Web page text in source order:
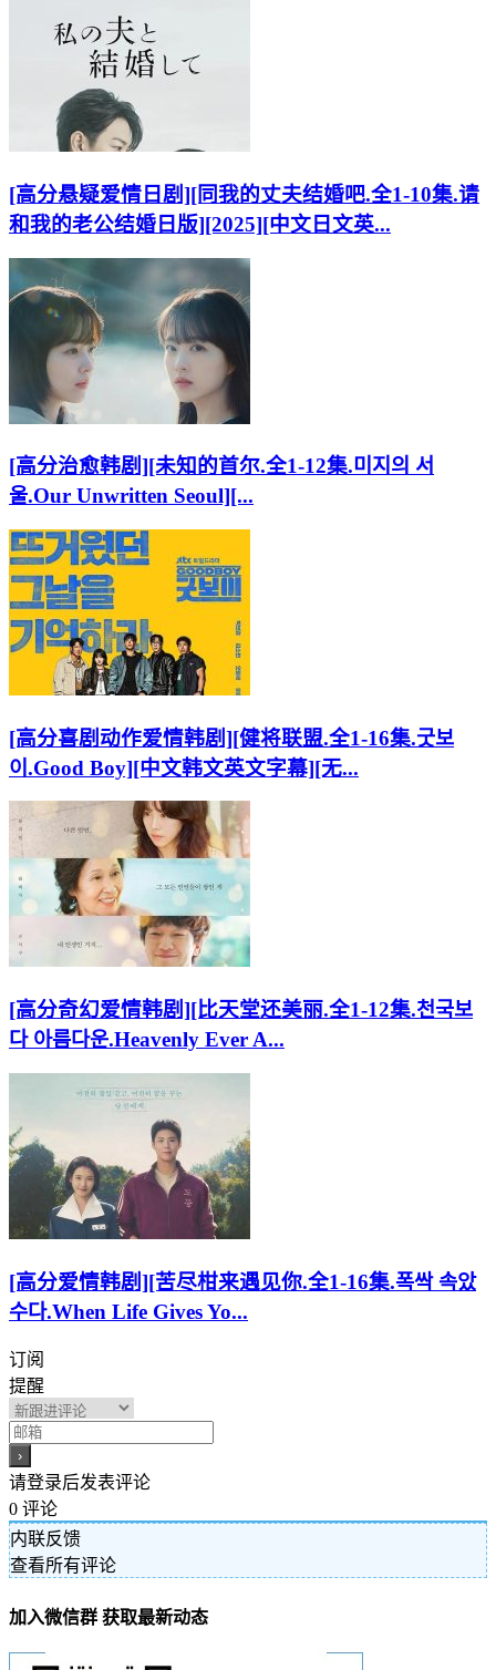
[高分悬疑爱情日剧][同我的丈夫结婚吧.全1-10集.请
和我的老公结婚日版][2025][中文日文英...
[高分治愈韩剧][未知的首尔.全1-12集.미지의 서
울.Our Unwritten Seoul][...
[高分喜剧动作爱情韩剧][健将联盟.全1-16集.굿보
이.Good Boy][中文韩文英文字幕][无...
[高分奇幻爱情韩剧][比天堂还美丽.全1-12集.천국보
다 아름다운.Heavenly Ever A...
[高分爱情韩剧][苦尽柑来遇见你.全1-16集.폭싹 속았
수다.When Life Gives Yo...
订阅
提醒
请登录后发表评论
0 评论
内联反馈
查看所有评论
加入微信群 获取最新动态